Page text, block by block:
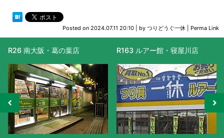
Posted on 2024.07.11 20:10 by つりどうぐ一休 Perma Link
R26 南大阪・葛の葉店 R163 ルアー館・寝屋川店